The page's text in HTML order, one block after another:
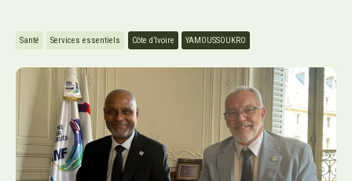
Santé Services essentiels Côte d’Ivoire YAMOUSSOUKRO